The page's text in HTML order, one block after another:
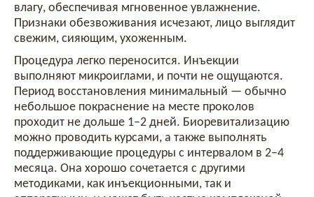
влагу, обеспечивая мгновенное увлажнение.
Признаки обезвоживания исчезают, лицо выглядит
свежим, сияющим, ухоженным.
Процедура легко переносится. Инъекции
выполняют микроиглами, и почти не ощущаются.
Период восстановления минимальный — обычно
небольшое покраснение на месте проколов
проходит не дольше 1–2 дней. Биоревитализацию
можно проводить курсами, а также выполнять
поддерживающие процедуры с интервалом в 2–4
месяца. Она хорошо сочетается с другими
методиками, как инъекционными, так и